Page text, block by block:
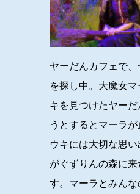
ヤーだんカフェで
を探し中。大魔女
キを見つけたヤー
うとするとマーラ
ウキには大切な思
がぐずりんの森に来
す。マーラとみん